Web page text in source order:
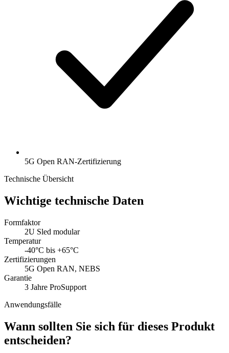
5G Open RAN-Zertifizierung
Technische Übersicht
Wichtige technische Daten
Formfaktor
2U Sled modular
Temperatur
-40°C bis +65°C
Zertifizierungen
5G Open RAN, NEBS
Garantie
3 Jahre ProSupport
Anwendungsfälle
Wann sollten Sie sich für dieses Produkt
entscheiden?